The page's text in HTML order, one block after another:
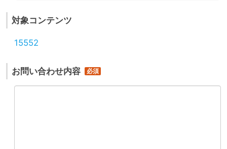
対象コンテンツ
15552
お問い合わせ内容